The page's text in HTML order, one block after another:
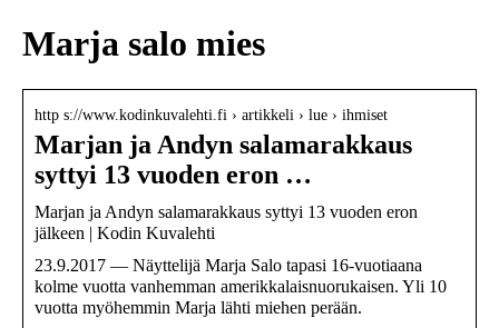
Marja salo mies
http s://www.kodinkuvalehti.fi › artikkeli › lue › ihmiset
Marjan ja Andyn salamarakkaus
syttyi 13 vuoden eron …
Marjan ja Andyn salamarakkaus syttyi 13 vuoden eron
jälkeen | Kodin Kuvalehti
23.9.2017 — Näyttelijä Marja Salo tapasi 16-vuotiaana
kolme vuotta vanhemman amerikkalaisnuorukaisen. Yli 10
vuotta myöhemmin Marja lähti miehen perään.